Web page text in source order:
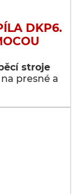
DKP6.
stroje
presné a